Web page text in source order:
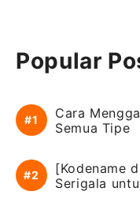
Popular
Cara
Semua Tipe
[Kodename
Serigala